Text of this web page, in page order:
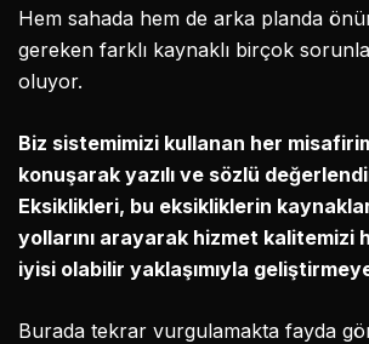
Hem sahada hem de arka planda
gereken farklı kaynaklı birçok
oluyor.
Biz sistemimizi kullanan her
konuşarak yazılı ve sözlü
Eksiklikleri, bu eksikliklerin
yollarını arayarak hizmet kalitemizi
iyisi olabilir yaklaşımıyla
Burada tekrar vurgulamakta fayda